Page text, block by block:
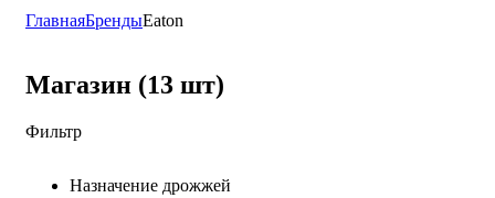
ГлавнаяБрендыEaton
Магазин (13 шт)
Фильтр
Назначение дрожжей